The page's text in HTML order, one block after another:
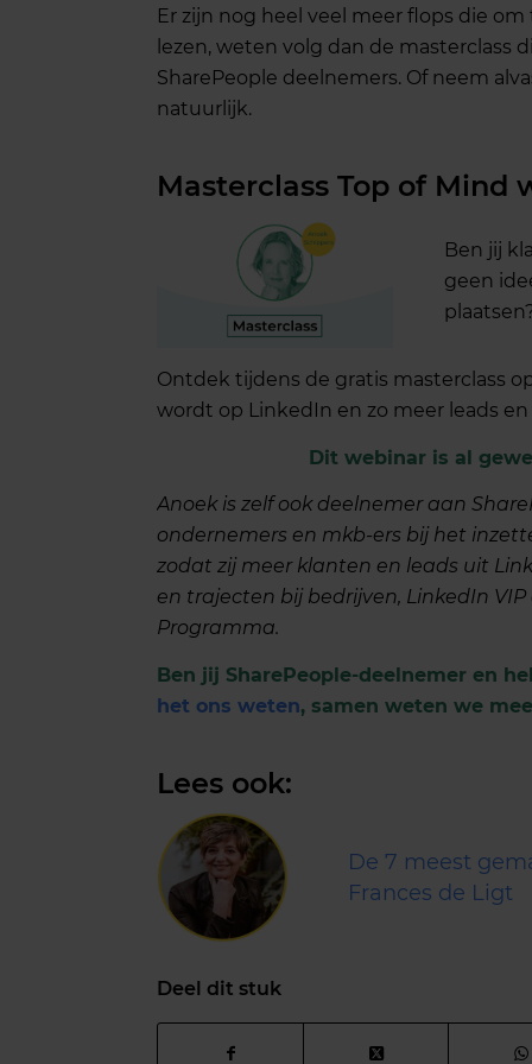
Er zijn nog heel veel meer flops die
lezen, weten volg dan de masterclass
SharePeople deelnemers. Of neem
natuurlijk.
Masterclass Top of Mind
Ben jij
geen
Ontdek tijdens de gratis masterclass
wordt op LinkedIn en zo meer leads
Dit webinar is al
Anoek is zelf ook deelnemer aan
ondernemers en mkb-ers bij het
zodat zij meer klanten en leads uit
en trajecten bij bedrijven, LinkedIn
Programma.
Ben jij SharePeople-deelnemer en
het ons weten, samen weten we
Lees ook:
De 7 meest
Frances de Ligt
Deel dit stuk